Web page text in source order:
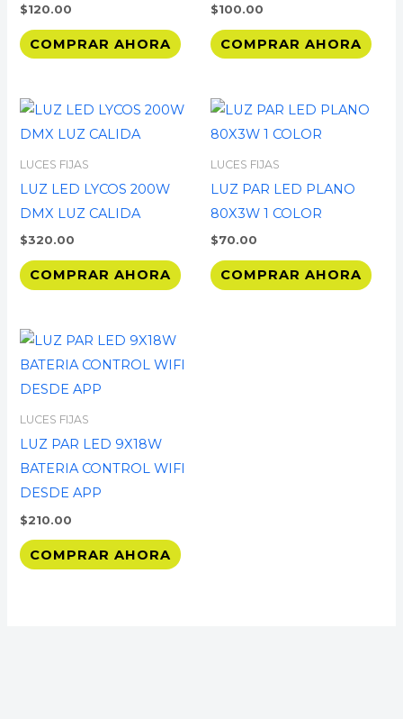
$120.00
COMPRAR AHORA
$100.00
COMPRAR AHORA
LUCES FIJAS
LUZ LED LYCOS 200W
DMX LUZ CALIDA
$320.00
COMPRAR AHORA
LUCES FIJAS
LUZ PAR LED PLANO
80X3W 1 COLOR
$70.00
COMPRAR AHORA
LUCES FIJAS
LUZ PAR LED 9X18W
BATERIA CONTROL WIFI
DESDE APP
$210.00
COMPRAR AHORA